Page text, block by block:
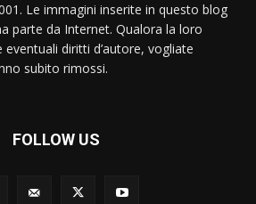
Le immagini inserite in questo blog
parte da Internet. Qualora la loro
diritti d’autore, vogliate
subito rimossi.
FOLLOW US